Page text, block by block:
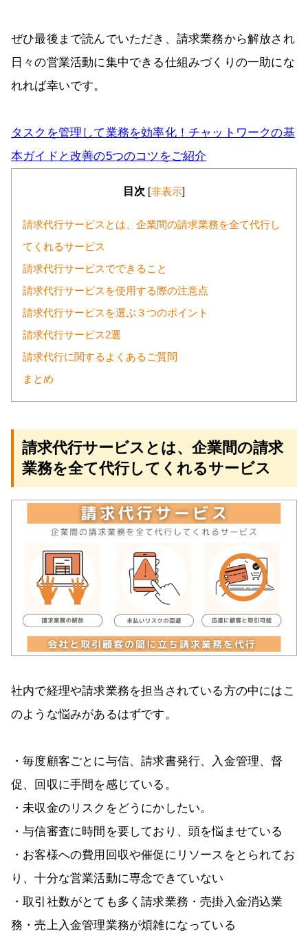
ぜひ最後まで読んでいただき、請求業務から解放され
日々の営業活動に集中できる仕組みづくりの一助にな
れれば幸いです。
タスクを管理して業務を効率化！チャットワークの基
本ガイドと改善の5つのコツをご紹介
目次 [非表示]
請求代行サービスとは、企業間の請求業務を全て代行し
てくれるサービス
請求代行サービスでできること
請求代行サービスを使用する際の注意点
請求代行サービスを選ぶ３つのポイント
請求代行サービス2選
請求代行に関するよくあるご質問
まとめ
請求代行サービスとは、企業間の請求
業務を全て代行してくれるサービス
社内で経理や請求業務を担当されている方の中にはこ
のような悩みがあるはずです。
・毎度顧客ごとに与信、請求書発行、入金管理、督
促、回収に手間を感じている。
・未収金のリスクをどうにかしたい。
・与信審査に時間を要しており、頭を悩ませている
・お客様への費用回収や催促にリソースをとられてお
り、十分な営業活動に専念できていない
・取引社数がとても多く請求業務・売掛入金消込業
務・売上入金管理業務が煩雑になっている